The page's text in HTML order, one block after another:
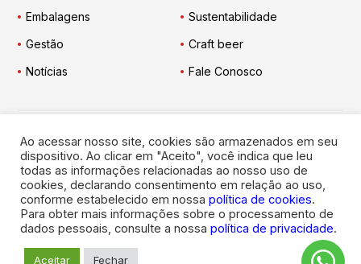
Embalagens
Sustentabilidade
Gestão
Craft beer
Notícias
Fale Conosco
Engarrafador Moderno nas Redes:
. Todos os direitos reservados.
Ao acessar nosso site, cookies são armazenados em seu
dispositivo. Ao clicar em "Aceito", você indica que leu
todas as informações relacionadas ao nosso uso de
cookies, declarando consentimento em relação ao uso,
conforme estabelecido em nossa política de cookies.
Para obter mais informações sobre o processamento de
dados pessoais, consulte a nossa política de privacidade.
Aceitar Fechar